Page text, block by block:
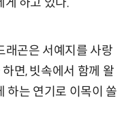
곤은 서예지를 사랑
면, 빗속에서 함께 왈
하는 연기로 이목이 쏠